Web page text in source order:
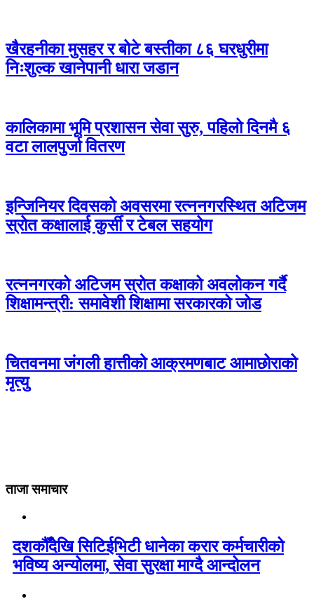
खैरहनीका मुसहर र बोटे बस्तीका ८६ घरधुरीमा
निःशुल्क खानेपानी धारा जडान
कालिकामा भूमि प्रशासन सेवा सुरु, पहिलो दिनमै ६
वटा लालपुर्जा वितरण
इन्जिनियर दिवसको अवसरमा रत्ननगरस्थित अटिजम
स्रोत कक्षालाई कुर्सी र टेबल सहयोग
रत्ननगरको अटिजम स्रोत कक्षाको अवलोकन गर्दै
शिक्षामन्त्री: समावेशी शिक्षामा सरकारको जोड
चितवनमा जंगली हात्तीको आक्रमणबाट आमाछोराको
मृत्यु
ताजा समाचार
दशकौँदेखि सिटिईभिटी धानेका करार कर्मचारीको
भविष्य अन्योलमा, सेवा सुरक्षा माग्दै आन्दोलन